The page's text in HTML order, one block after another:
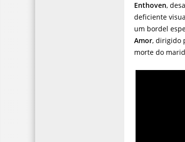
Enthoven,
deficiente
um bordel
Amor, dirigido
morte do